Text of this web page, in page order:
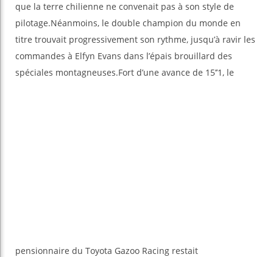
que la terre chilienne ne convenait pas à son style de
pilotage.Néanmoins, le double champion du monde en
titre trouvait progressivement son rythme, jusqu’à ravir les
commandes à Elfyn Evans dans l’épais brouillard des
spéciales montagneuses.Fort d’une avance de 15’’1, le
pensionnaire du Toyota Gazoo Racing restait